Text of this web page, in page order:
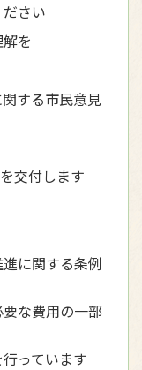
さい
を
する市民意見
交付します
に関する条例
な費用の一部
っています